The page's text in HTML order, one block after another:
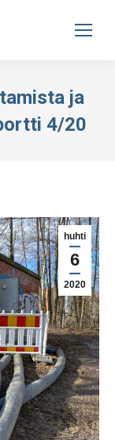
ja
4/20
huhti
6
2020